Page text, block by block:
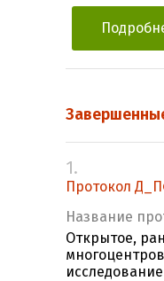
1.
Протокол
Название
Открытое,